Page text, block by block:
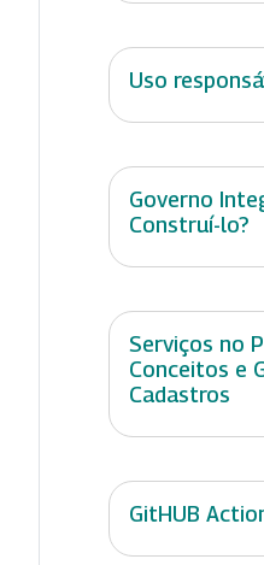
Uso
Governo
Construí-lo?
Serviços no
Conceitos e
Cadastros
GitHUB